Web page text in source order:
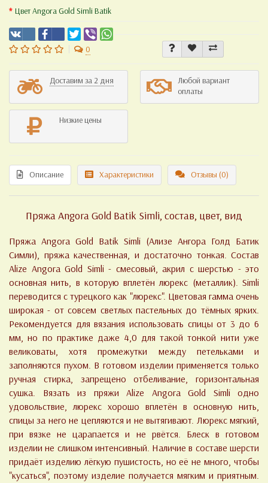
Цвет Angora Gold Simli Batik
0
Доставим за 2 дня
Любой вариант
оплаты
Низкие цены
Описание Характеристики Отзывы (0)
Пряжа Angora Gold Batik Simli, состав, цвет, вид
Пряжа Angora Gold Batik Simli (Ализе Ангора Голд Батик
Симли), пряжа качественная, и достаточно тонкая. Состав
Alize Angora Gold Simli - смесовый, акрил с шерстью - это
основная нить, в которую вплетён люрекс (металлик). Simli
переводится с турецкого как "люрекс". Цветовая гамма очень
широкая - от совсем светлых пастельных до тёмных ярких.
Рекомендуется для вязания использовать спицы от 3 до 6
мм, но по практике даже 4,0 для такой тонкой нити уже
великоваты, хотя промежутки между петельками и
заполняются пухом. В готовом изделии применяется только
ручная стирка, запрещено отбеливание, горизонтальная
сушка. Вязать из пряжи Alize Angora Gold Simli одно
удовольствие, люрекс хорошо вплетён в основную нить,
спицы за него не цепляются и не вытягивают. Люрекс мягкий,
при вязке не царапается и не рвётся. Блеск в готовом
изделии не слишком интенсивный. Наличие в составе шерсти
придаёт изделию лёгкую пушистость, но её не много, чтобы
"кусаться", поэтому изделие получается мягким и приятным.